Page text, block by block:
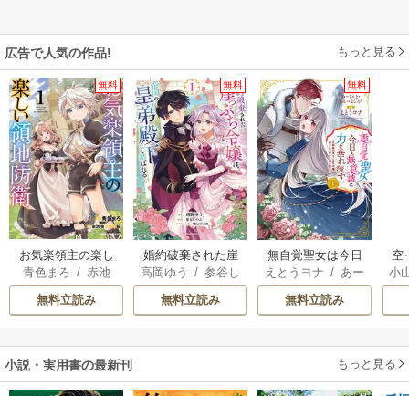
広告で人気の作品! もっと見る
無料
お気楽領主の楽し
い領地防衛
青色まろ / 赤池
宗
/ 転
無料立読み
無料
婚約破棄された崖
っぷち令嬢は、帝
国の皇弟殿下と結
ばれる
高岡ゆう /参谷し
/ 雲屋ゆきお
無料立読み
無料
無自覚聖女は今日
も無意識に力を垂
れ流す ～公爵家
の落ちこぼれ令
を掴み取る～
えとうヨナ / あー
もんど / あんべよ
しろう
無料立読み
空
小
小説・実用書の最新刊 もっと見る